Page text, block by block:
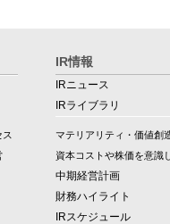
IR情報
IRニュース
IRライブラリ
マテリアリティ・価値創
資本コストや株価を意識
中期経営計画
財務ハイライト
IRスケジュール